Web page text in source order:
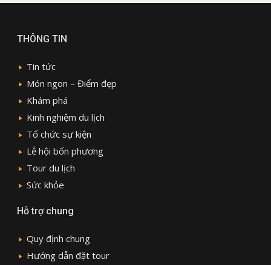
THÔNG TIN
Tin tức
Món ngon – Điểm đẹp
Khám phá
Kinh nghiệm du lịch
Tổ chức sự kiện
Lễ hội bốn phương
Tour du lịch
Sức khỏe
Hỗ trợ chung
Quy định chung
Hướng dẫn đặt tour